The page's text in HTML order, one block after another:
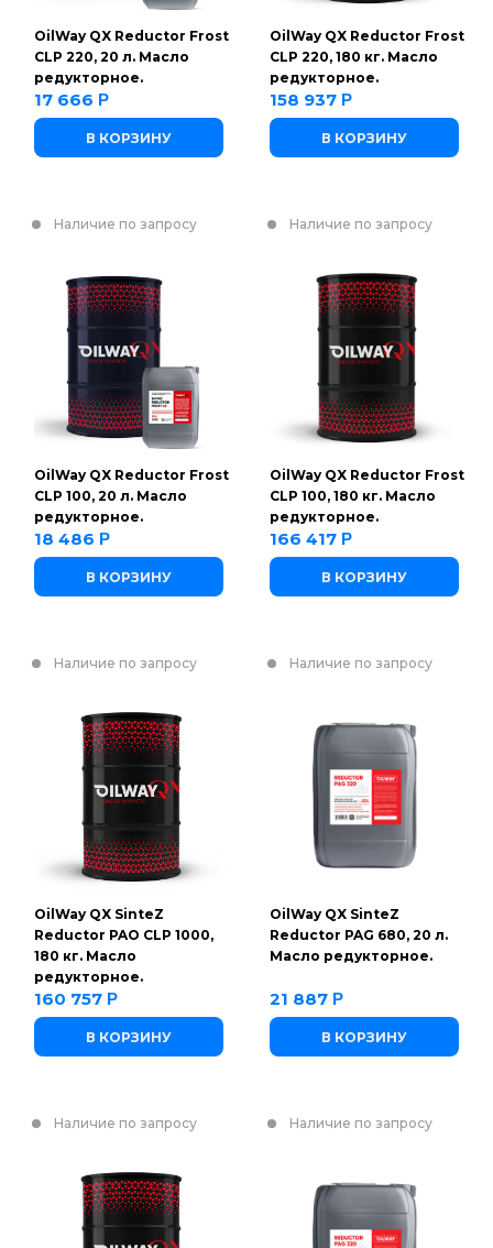
OilWay QX Reductor Frost
CLP 220, 20 л. Масло
редукторное.
17 666 Р
В КОРЗИНУ
OilWay QX Reductor Frost
CLP 220, 180 кг. Масло
редукторное.
158 937 Р
В КОРЗИНУ
Наличие по запросу
OilWay QX Reductor Frost
CLP 100, 20 л. Масло
редукторное.
18 486 Р
В КОРЗИНУ
Наличие по запросу
OilWay QX Reductor Frost
CLP 100, 180 кг. Масло
редукторное.
166 417 Р
В КОРЗИНУ
Наличие по запросу
OilWay QX SinteZ
Reductor PAO CLP 1000,
180 кг. Масло
редукторное.
160 757 Р
В КОРЗИНУ
Наличие по запросу
OilWay QX SinteZ
Reductor PAG 680, 20 л.
Масло редукторное.
21 887 Р
В КОРЗИНУ
Наличие по запросу Наличие по запросу